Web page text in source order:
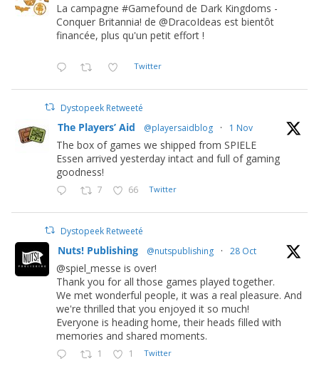
La campagne #Gamefound de Dark Kingdoms -
Conquer Britannia! de @DracoIdeas est bientôt
financée, plus qu'un petit effort !
Twitter
Dystopeek Retweeté
The Players’ Aid @playersaidblog · 1 Nov
The box of games we shipped from SPIELE
Essen arrived yesterday intact and full of gaming
goodness!
7 66 Twitter
Dystopeek Retweeté
Nuts! Publishing @nutspublishing · 28 Oct
@spiel_messe is over!
Thank you for all those games played together.
We met wonderful people, it was a real pleasure. And
we're thrilled that you enjoyed it so much!
Everyone is heading home, their heads filled with
memories and shared moments.
1 1 Twitter